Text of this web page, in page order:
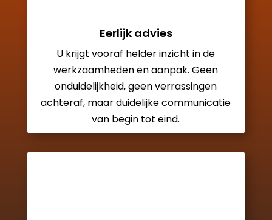
Eerlijk advies
U krijgt vooraf helder inzicht in de
werkzaamheden en aanpak. Geen
onduidelijkheid, geen verrassingen
achteraf, maar duidelijke communicatie
van begin tot eind.